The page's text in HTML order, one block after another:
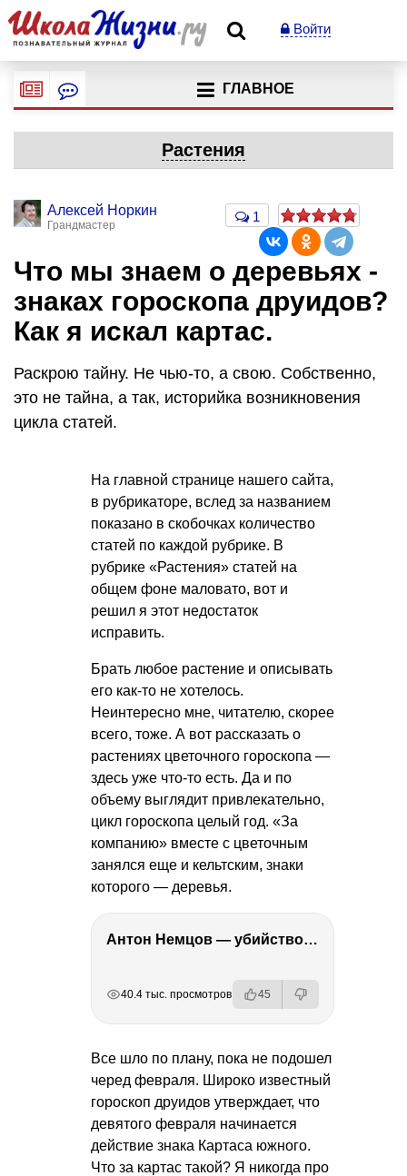
Войти
ГЛАВНОЕ
Растения
Алексей Норкин
Грандмастер
1
Что мы знаем о деревьях -
знаках гороскопа друидов?
Как я искал картас.
Раскрою тайну. Не чью-то, а свою. Собственно,
это не тайна, а так, историйка возникновения
цикла статей.
На главной странице нашего сайта,
в рубрикаторе, вслед за названием
показано в скобочках количество
статей по каждой рубрике. В
рубрике «Растения» статей на
общем фоне маловато, вот и
решил я этот недостаток
исправить.
Брать любое растение и описывать
его как-то не хотелось.
Неинтересно мне, читателю, скорее
всего, тоже. А вот рассказать о
растениях цветочного гороскопа —
здесь уже что-то есть. Да и по
объему выглядит привлекательно,
цикл гороскопа целый год. «За
компанию» вместе с цветочным
занялся еще и кельтским, знаки
которого — деревья.
Антон Немцов — убийство Бориса Немцова, переезд в Дубай, семья и политика
40.4 тыс. просмотров 45
Все шло по плану, пока не подошел
черед февраля. Широко известный
гороскоп друидов утверждает, что
девятого февраля начинается
действие знака Картаса южного.
Что за картас такой? Я никогда про